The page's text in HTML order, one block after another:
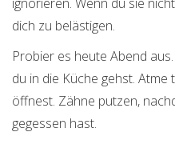
dich zu belästigen.
Probier es heute Abend
du in die Küche gehst.
öffnest. Zähne putzen,
gegessen hast.